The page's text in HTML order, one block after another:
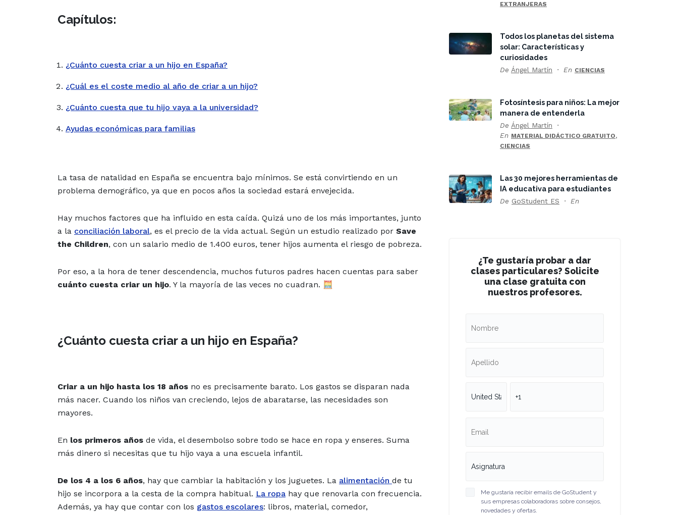
Capítulos:
¿Cuánto cuesta criar a un hijo en España?
¿Cuál es el coste medio al año de criar a un hijo?
¿Cuánto cuesta que tu hijo vaya a la universidad?
Ayudas económicas para familias
La tasa de natalidad en España se encuentra bajo mínimos. Se está convirtiendo en un
problema demográfico, ya que en pocos años la sociedad estará envejecida.
Hay muchos factores que ha influido en esta caída. Quizá uno de los más importantes, junto
a la conciliación laboral, es el precio de la vida actual. Según un estudio realizado por Save
the Children, con un salario medio de 1.400 euros, tener hijos aumenta el riesgo de pobreza.
Por eso, a la hora de tener descendencia, muchos futuros padres hacen cuentas para saber
cuánto cuesta criar un hijo. Y la mayoría de las veces no cuadran. 🧮
¿Cuánto cuesta criar a un hijo en España?
Criar a un hijo hasta los 18 años no es precisamente barato. Los gastos se disparan nada
más nacer. Cuando los niños van creciendo, lejos de abaratarse, las necesidades son
mayores.
En los primeros años de vida, el desembolso sobre todo se hace en ropa y enseres. Suma
más dinero si necesitas que tu hijo vaya a una escuela infantil.
De los 4 a los 6 años, hay que cambiar la habitación y los juguetes. La alimentación de tu
hijo se incorpora a la cesta de la compra habitual. La ropa hay que renovarla con frecuencia.
Además, ya hay que contar con los gastos escolares: libros, material, comedor,
EXTRANJERAS
Todos los planetas del sistema
solar: Características y
curiosidades
De Ángel Martín En CIENCIAS
Fotosíntesis para niños: La mejor
manera de entenderla
De Ángel Martín
En MATERIAL DIDÁCTICO GRATUITO,
CIENCIAS
Las 30 mejores herramientas de
IA educativa para estudiantes
De GoStudent ES En
¿Te gustaría probar a dar
clases particulares? Solicite
una clase gratuita con
nuestros profesores.
Me gustaría recibir emails de GoStudent y
sus empresas colaboradoras sobre consejos,
novedades y ofertas.